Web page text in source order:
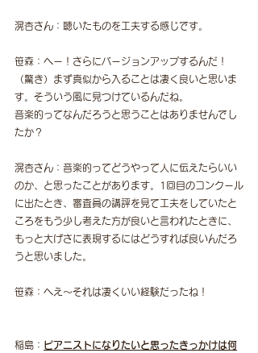
滉杏さん：聴いたものを工夫する感じです。
笹森：へー！さらにバージョンアップするんだ！
（驚き）まず真似から入ることは凄く良いと思いま
す。そういう風に見つけているんだね。
音楽的ってなんだろうと思うことはありませんでし
たか？
滉杏さん：音楽的ってどうやって人に伝えたらいい
のか、と思ったことがあります。1回目のコンクール
に出たとき、審査員の講評を見て工夫をしていたと
ころをもう少し考えた方が良いと言われたときに、
もっと大げさに表現するにはどうすれば良いんだろ
うと思いました。
笹森：へえ〜それは凄くいい経験だったね！
稲島： ピアニストになりたいと思ったきっかけは何